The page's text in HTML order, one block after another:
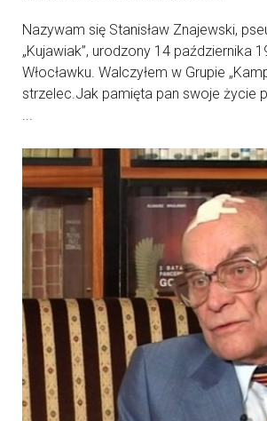
Nazywam się Stanisław Znajewski,
„Kujawiak”, urodzony 14 października
Włocławku. Walczyłem w Grupie
strzelec.Jak pamięta pan swoje życie
...